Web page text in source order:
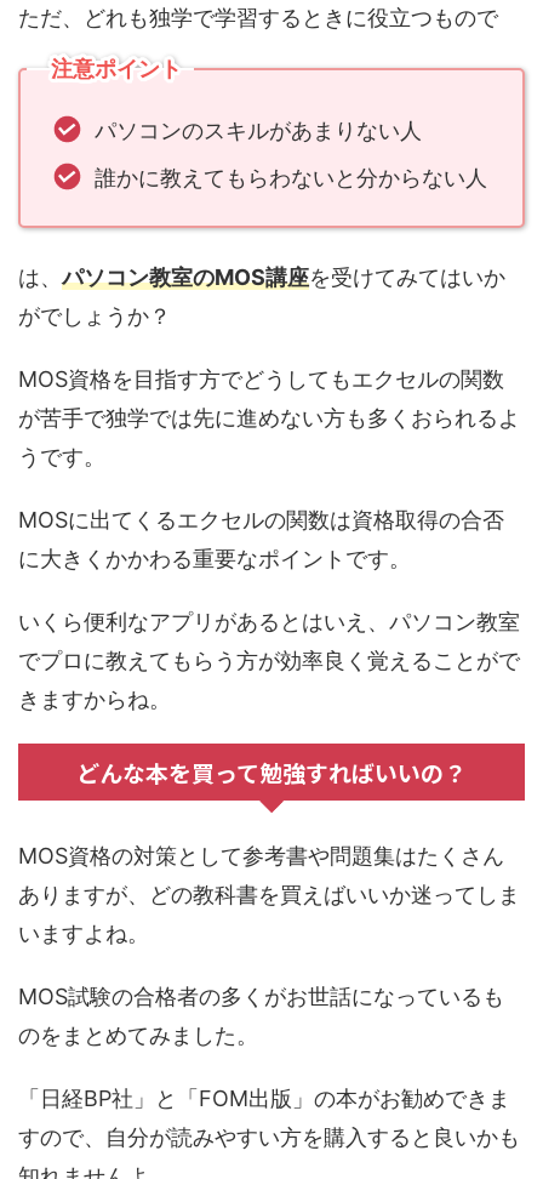
ただ、どれも独学で学習するときに役立つもので
注意ポイント
パソコンのスキルがあまりない人
誰かに教えてもらわないと分からない人
は、パソコン教室のMOS講座を受けてみてはいか
がでしょうか？
MOS資格を目指す方でどうしてもエクセルの関数
が苦手で独学では先に進めない方も多くおられるよ
うです。
MOSに出てくるエクセルの関数は資格取得の合否
に大きくかかわる重要なポイントです。
いくら便利なアプリがあるとはいえ、パソコン教室
でプロに教えてもらう方が効率良く覚えることがで
きますからね。
どんな本を買って勉強すればいいの？
MOS資格の対策として参考書や問題集はたくさん
ありますが、どの教科書を買えばいいか迷ってしま
いますよね。
MOS試験の合格者の多くがお世話になっているも
のをまとめてみました。
「日経BP社」と「FOM出版」の本がお勧めできま
すので、自分が読みやすい方を購入すると良いかも